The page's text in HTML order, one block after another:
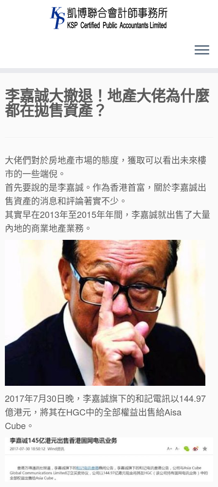
to
content
李嘉誠大撤退！地產大佬為什麼
都在拋售資產？
大佬們對於房地產市場的態度，獲取可以看出未來樓
市的一些端倪。
首先要說的是李嘉誠。作為香港首富，關於李嘉誠出
售資產的消息和評論著實不少。
其實早在2013年至2015年年間，李嘉誠就出售了大量
內地的商業地產業務。
2017年7月30日晚，李嘉誠旗下的和記電訊以144.97
億港元，將其在HGC中的全部權益出售給Aisa
Cube。